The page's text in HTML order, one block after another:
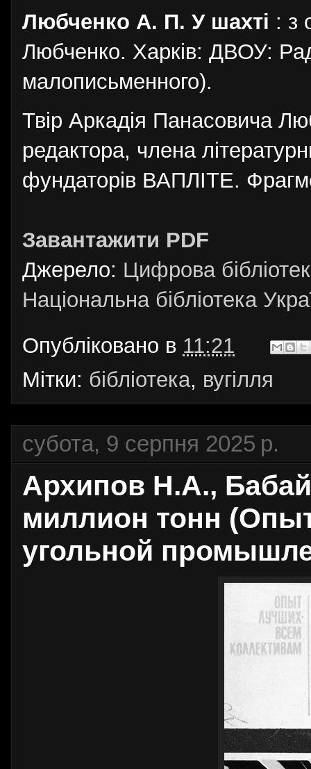
Любченко А. П. У шахті : з
Любченко. Харків: ДВОУ:
малописьменного).
Твір Аркадія Панасовича
редактора, члена
фундаторів ВАПЛІТЕ.
Завантажити PDF
Джерело: Цифрова
Національна бібліотека
Опубліковано в 11:21
Мітки: бібліотека, вугілля
субота, 9 серпня 2025 р.
Архипов Н.А.,
миллион тонн
угольной